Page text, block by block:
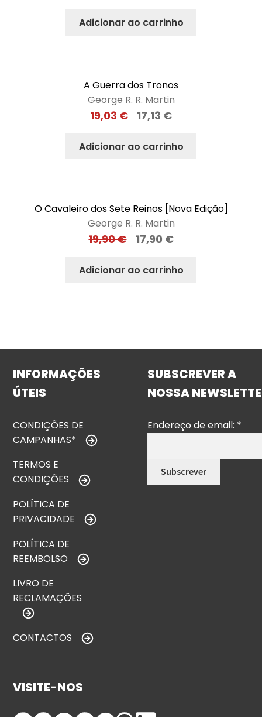
Adicionar ao carrinho
A Guerra dos Tronos
George R. R. Martin
19,03€ 17,13 €
Adicionar ao carrinho
O Cavaleiro dos Sete Reinos [Nova Edição]
George R. R. Martin
19,90€ 17,90 €
Adicionar ao carrinho
INFORMAÇÕES
ÚTEIS
CONDIÇÕES DE
CAMPANHAS*
TERMOS E
CONDIÇÕES
POLÍTICA DE
PRIVACIDADE
POLÍTICA DE
REEMBOLSO
LIVRO DE
RECLAMAÇÕES
CONTACTOS
SUBSCREVER A
NOSSA
Endereço de email: *
VISITE-NOS